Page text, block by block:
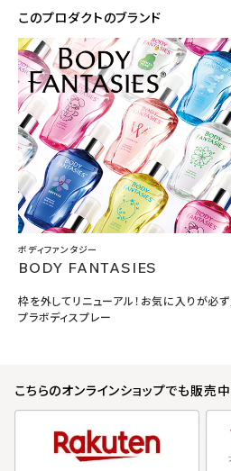
このプロダクトのブランド
ボディファンタジー
BODY FANTASIES
枠を外してリニューアル！お気に入りが必
プラボディスプレー
こちらのオンラインショップでも販売中